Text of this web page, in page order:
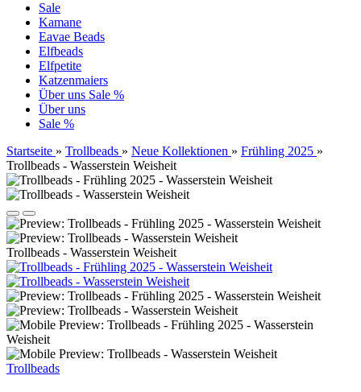
Sale
Kamane
Eavae Beads
Elfbeads
Elfpetite
Katzenmaiers
Über uns Sale %
Über uns
Sale %
Startseite » Trollbeads » Neue Kollektionen » Frühling 2025 »
Trollbeads - Wasserstein Weisheit
Trollbeads - Wasserstein Weisheit
Trollbeads